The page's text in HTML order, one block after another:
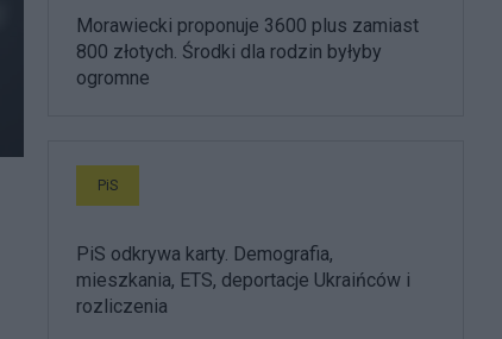
Morawiecki proponuje 3600 plus zamiast
800 złotych. Środki dla rodzin byłyby
ogromne
PiS
PiS odkrywa karty. Demografia,
mieszkania, ETS, deportacje Ukraińców i
rozliczenia